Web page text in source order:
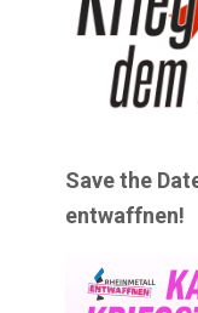
Save the
entwaffnen!